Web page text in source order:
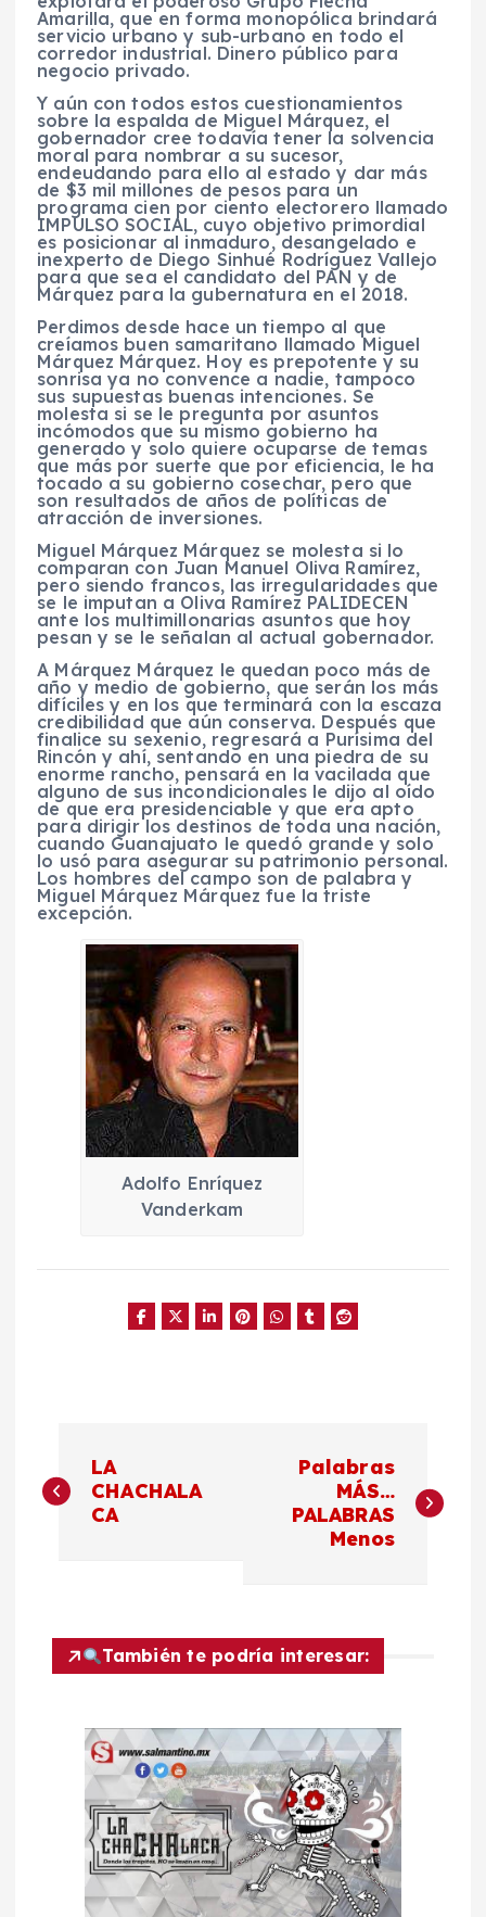
Amarilla, que en forma monopólica brindará
servicio urbano y sub-urbano en todo el
corredor industrial. Dinero público para
negocio privado.
Y aún con todos estos cuestionamientos
sobre la espalda de Miguel Márquez, el
gobernador cree todavía tener la solvencia
moral para nombrar a su sucesor,
endeudando para ello al estado y dar más
de $3 mil millones de pesos para un
programa cien por ciento electorero llamado
IMPULSO SOCIAL, cuyo objetivo primordial
es posicionar al inmaduro, desangelado e
inexperto de Diego Sinhué Rodríguez Vallejo
para que sea el candidato del PAN y de
Márquez para la gubernatura en el 2018.
Perdimos desde hace un tiempo al que
creíamos buen samaritano llamado Miguel
Márquez Márquez. Hoy es prepotente y su
sonrisa ya no convence a nadie, tampoco
sus supuestas buenas intenciones. Se
molesta si se le pregunta por asuntos
incómodos que su mismo gobierno ha
generado y solo quiere ocuparse de temas
que más por suerte que por eficiencia, le ha
tocado a su gobierno cosechar, pero que
son resultados de años de políticas de
atracción de inversiones.
Miguel Márquez Márquez se molesta si lo
comparan con Juan Manuel Oliva Ramírez,
pero siendo francos, las irregularidades que
se le imputan a Oliva Ramírez PALIDECEN
ante los multimillonarias asuntos que hoy
pesan y se le señalan al actual gobernador.
A Márquez Márquez le quedan poco más de
año y medio de gobierno, que serán los más
difíciles y en los que terminará con la escaza
credibilidad que aún conserva. Después que
finalice su sexenio, regresará a Purísima del
Rincón y ahí, sentando en una piedra de su
enorme rancho, pensará en la vacilada que
alguno de sus incondicionales le dijo al oído
de que era presidenciable y que era apto
para dirigir los destinos de toda una nación,
cuando Guanajuato le quedó grande y solo
lo usó para asegurar su patrimonio personal.
Los hombres del campo son de palabra y
Miguel Márquez Márquez fue la triste
excepción.
Adolfo Enríquez
Vanderkam
a
g
LA
CHACHALA
CA
Palabras
MÁS…
PALABRAS
Menos
También te podría interesar: